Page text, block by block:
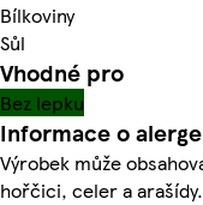
Bílkoviny
Sůl
Vhodné pro
Bez lepku
Informace o
Výrobek může
hořčici, celer a arašídy.